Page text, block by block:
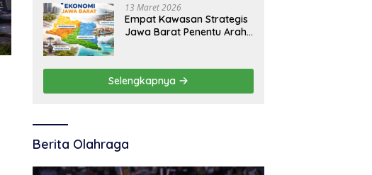
13 Maret 2026
Empat Kawasan Strategis
Jawa Barat Penentu Arah
Selengkapnya
Berita Olahraga